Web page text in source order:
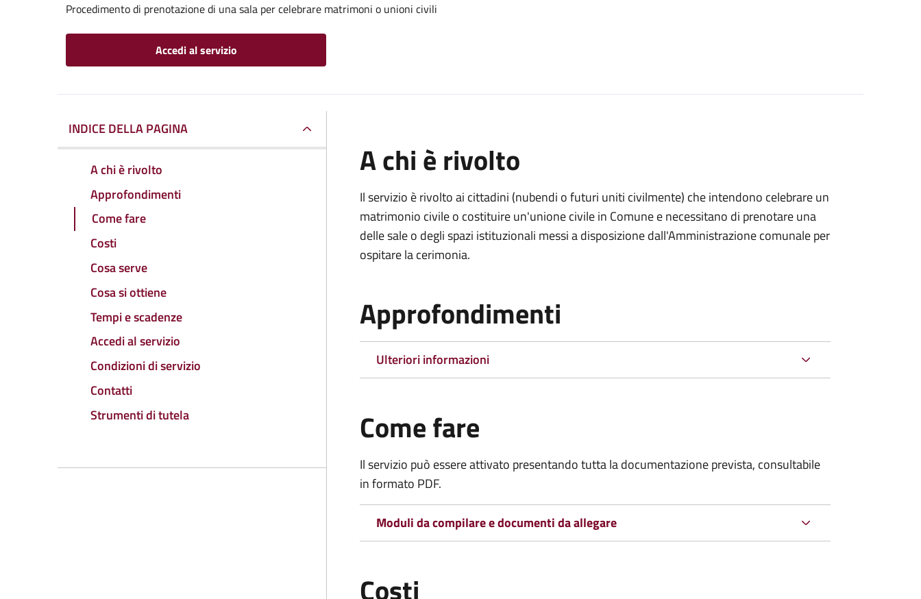
Procedimento di prenotazione di una sala per celebrare matrimoni o unioni civili
Accedi al servizio
INDICE DELLA PAGINA
A chi è rivolto
Approfondimenti
Come fare
Costi
Cosa serve
Cosa si ottiene
Tempi e scadenze
Accedi al servizio
Condizioni di servizio
Contatti
Strumenti di tutela
A chi è rivolto
Il servizio è rivolto ai cittadini (nubendi o futuri uniti civilmente) che intendono celebrare un
matrimonio civile o costituire un'unione civile in Comune e necessitano di prenotare una
delle sale o degli spazi istituzionali messi a disposizione dall'Amministrazione comunale per
ospitare la cerimonia.
Approfondimenti
Ulteriori informazioni
Come fare
Il servizio può essere attivato presentando tutta la documentazione prevista, consultabile
in formato PDF.
Moduli da compilare e documenti da allegare
Costi